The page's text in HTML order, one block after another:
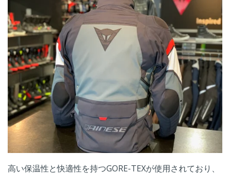
高い保温性と快適性を持つGORE-TEXが使用されており、